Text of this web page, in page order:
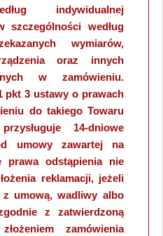
indywidualnej
szczególności według
wymiarów,
oraz innych
w zamówieniu.
pkt 3 ustawy o prawach
do takiego Towaru
14-dniowe
umowy zawartej na
prawa odstąpienia nie
reklamacji, jeżeli
umową, wadliwy albo
z zatwierdzoną
zamówienia